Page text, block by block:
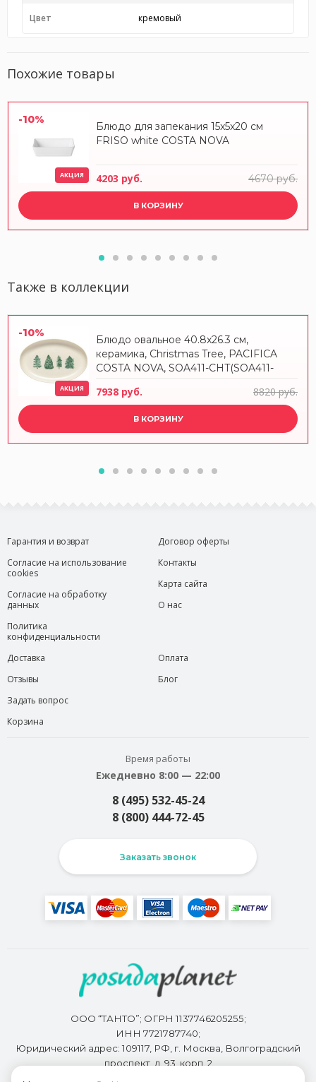
Цвет кремовый
Похожие товары
-10%
АКЦИЯ
Блюдо для запекания 15x5x20 см
FRISO white COSTA NOVA
4203 руб. 4670 руб.
В КОРЗИНУ
Также в коллекции
-10%
АКЦИЯ
Блюдо овальное 40.8x26.3 см,
керамика, Christmas Tree, PACIFICA
COSTA NOVA, SOA411-CHT(SOA411-
7938 руб. 8820 руб.
В КОРЗИНУ
Гарантия и возврат
Согласие на использование
cookies
Согласие на обработку
данных
Политика
конфиденциальности
Договор оферты
Контакты
Карта сайта
О нас
Доставка
Отзывы
Задать вопрос
Корзина
Оплата
Блог
Время работы
Ежедневно 8:00 — 22:00
8 (495) 532-45-24
8 (800) 444-72-45
Заказать звонок
ООО “ТАНТО”; ОГРН 1137746205255;
ИНН 7721787740;
Юридический адрес: 109117, РФ, г. Москва, Волгоградский
проспект, д. 93, корп. 2